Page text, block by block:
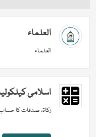
العلماء
العلماء
اسلامی
زکاۃ، صدقات کا حساب